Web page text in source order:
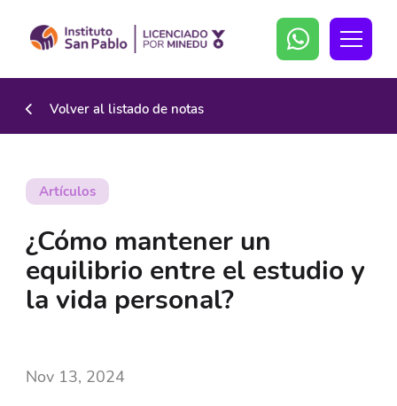
Volver al listado de notas
Artículos
¿Cómo mantener un
equilibrio entre el estudio y
la vida personal?
Nov 13, 2024